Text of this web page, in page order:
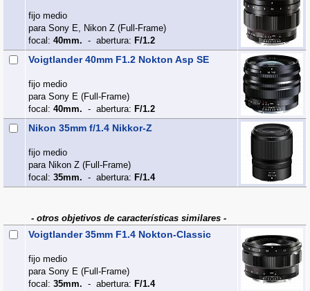
fijo medio
para Sony E, Nikon Z (Full‑Frame)
focal: 40mm. - abertura: F/1.2
Voigtlander 40mm F1.2 Nokton Asp SE
fijo medio
para Sony E (Full‑Frame)
focal: 40mm. - abertura: F/1.2
Nikon 35mm f/1.4 Nikkor-Z
fijo medio
para Nikon Z (Full‑Frame)
focal: 35mm. - abertura: F/1.4
- otros objetivos de características similares -
Voigtlander 35mm F1.4 Nokton-Classic
fijo medio
para Sony E (Full‑Frame)
focal: 35mm. - abertura: F/1.4